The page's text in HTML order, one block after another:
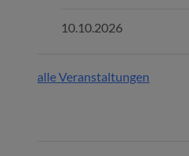
10.10.2026
alle Veranstaltungen